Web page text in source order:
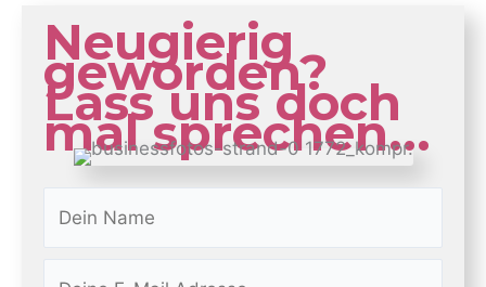
Neugierig
geworden?
Lass uns doch
mal sprechen...